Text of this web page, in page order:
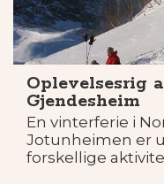
Oplevelsesrig
Gjendesheim
En vinterferie i
Jotunheimen er
forskellige